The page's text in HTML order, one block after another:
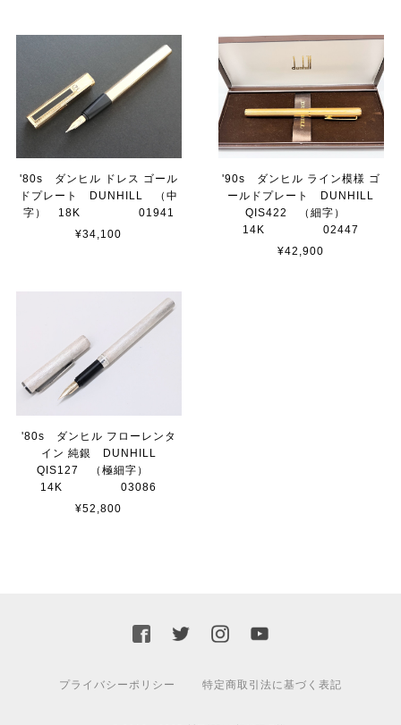
'80s ダンヒル ドレス ゴール
ドプレート DUNHILL （中
字） 18K 01941
¥34,100
'90s ダンヒル ライン模様 ゴ
ールドプレート DUNHILL
QIS422 （細字）
14K 02447
¥42,900
'80s ダンヒル フローレンタ
イン 純銀 DUNHILL
QIS127 （極細字）
14K 03086
¥52,800
プライバシーポリシー 特定商取引法に基づく表記